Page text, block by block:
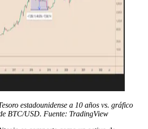
estadounidense a 10 años vs. gráfico
BTC/USD. Fuente: TradingView